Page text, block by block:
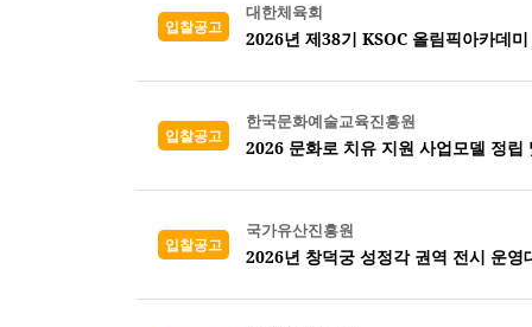
입찰공고
대한체육회
2026년 제38기 KSOC 올림픽아카데
입찰공고
한국문화예술교육진흥원
2026 문화로 치유 지원 사업모델 정립
입찰공고
국가유산진흥원
2026년 창덕궁 성정각 권역 전시 운영